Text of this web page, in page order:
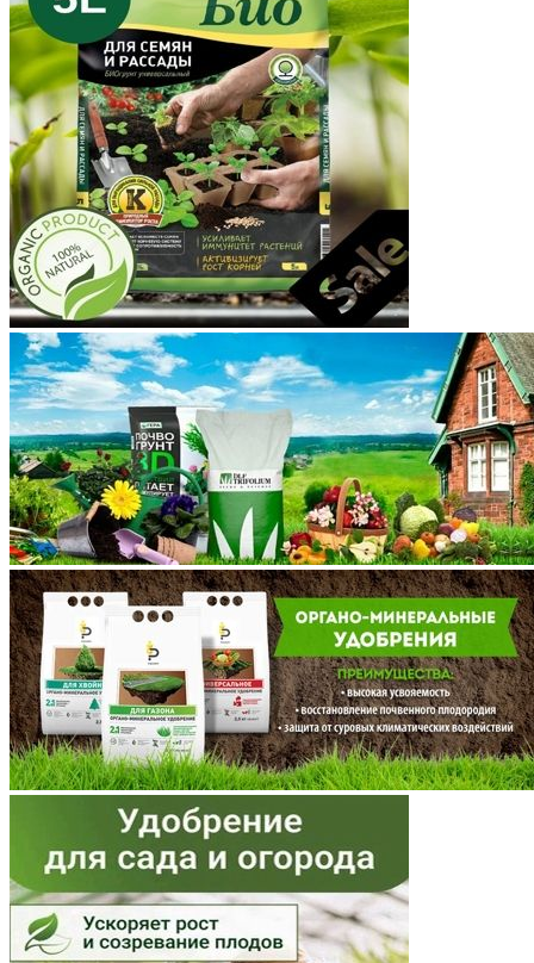
Коми
Корякский округ
Костромская область
Краснодарский край
Красноярский край
Крым
Курганская область
Курская область
Ленинградская область
Липецкая область
Магаданская область
Марий Эл
Мордовия
Московская область
Мурманская область
Ненецкий АО
Нижегородская область
Новгородская область
Новосибирская область
Омская область